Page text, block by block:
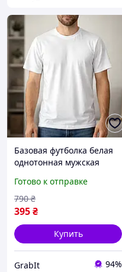
Базовая футболка белая
однотонная мужская
материала, летние
футболки для
повседневной носки
Готово к отправке
395₴
790 ₴
Купить
GrabIt 94%